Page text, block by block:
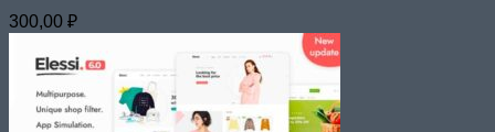
300,00 ₽